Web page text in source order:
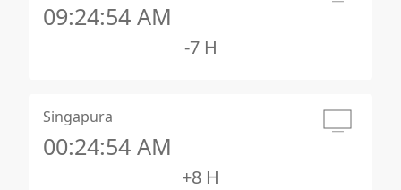
09:24:55 AM
-7 H
Singapura
00:24:55 AM
+8 H